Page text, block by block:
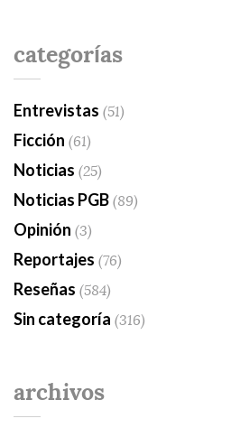
categorías
Entrevistas (51)
Ficción (61)
Noticias (25)
Noticias PGB(89)
Opinión (3)
Reportajes (76)
Reseñas (584)
Sin categoría (316)
archivos